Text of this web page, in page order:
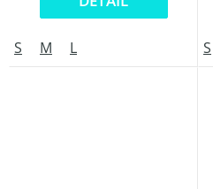
S M L S